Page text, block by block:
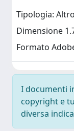
Tipologia:
Dimensione
Formato
I documenti
copyright e
diversa